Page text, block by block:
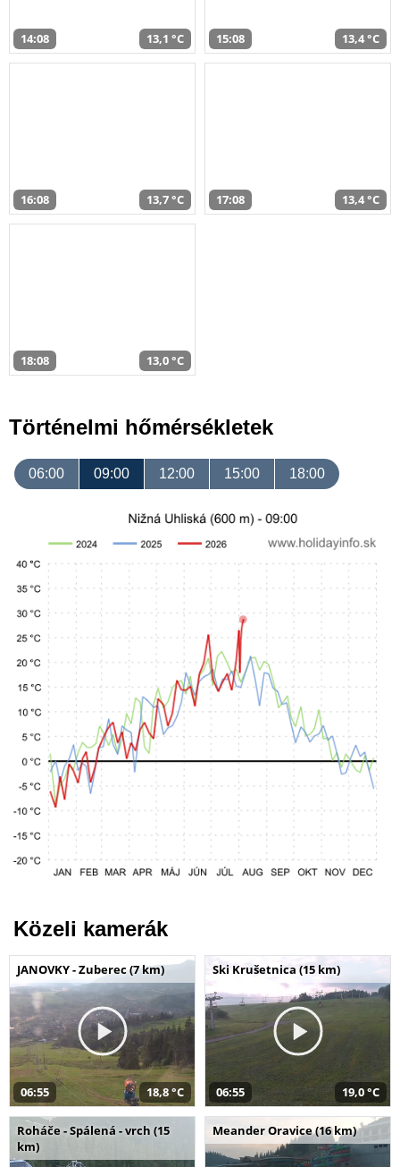
14:08 13,1 °C 15:08 13,4 °C
16:08 13,7 °C 17:08 13,4 °C
18:08 13,0 °C
Történelmi hőmérsékletek
06:00 09:00 12:00 15:00 18:00
Közeli kamerák
JANOVKY - Zuberec (7 km)
06:55 18,8 °C
Ski Krušetnica (15 km)
06:55 19,0 °C
Roháče - Spálená - vrch (15
km)
Meander Oravice (16 km)